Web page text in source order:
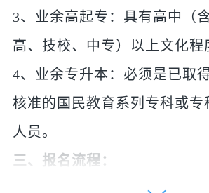
3、业余高起专：具有高中（
高、技校、中专）以上文化程
4、业余专升本：必须是已取
核准的国民教育系列专科或专
人员。
三、报名流程：
1、报名时间：2020年12月